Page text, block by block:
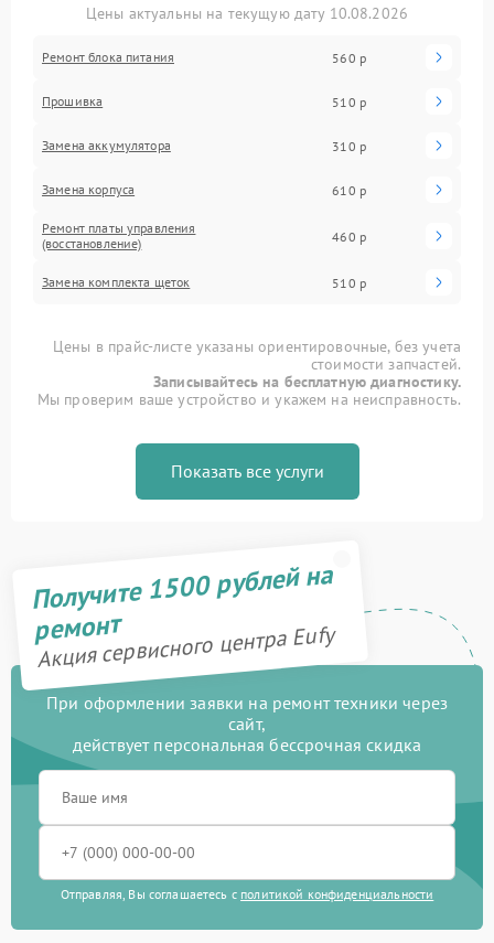
Цены актуальны на текущую дату 10.08.2026
Ремонт блока питания 560 р
Прошивка 510 р
Замена аккумулятора 310 р
Замена корпуса 610 р
Ремонт платы управления
(восстановление)
460 р
Замена комплекта щеток 510 р
Цены в прайс-листе указаны ориентировочные, без учета
стоимости запчастей.
Записывайтесь на бесплатную диагностику.
Мы проверим ваше устройство и укажем на неисправность.
Показать все услуги
Получите 1500 рублей на
ремонт
Акция сервисного центра Eufy
При оформлении заявки на ремонт техники через
сайт,
действует персональная бессрочная скидка
Отправляя, Вы соглашаетесь с политикой конфиденциальности